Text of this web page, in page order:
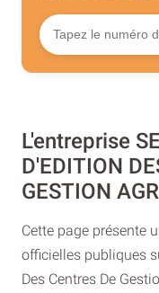
L'entreprise
D'EDITION
GESTION
Cette page présente
officielles publiques
Des Centres De